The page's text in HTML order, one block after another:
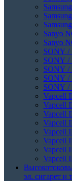
Sanyo
Sanyo
SONY /
SONY /
SONY /
SONY /
SONY /
Vapcell
Vapcell
Vapcell
Vapcell
Vapcell
Vapcell
Vapcell
Vapcell
эл. сигарет и